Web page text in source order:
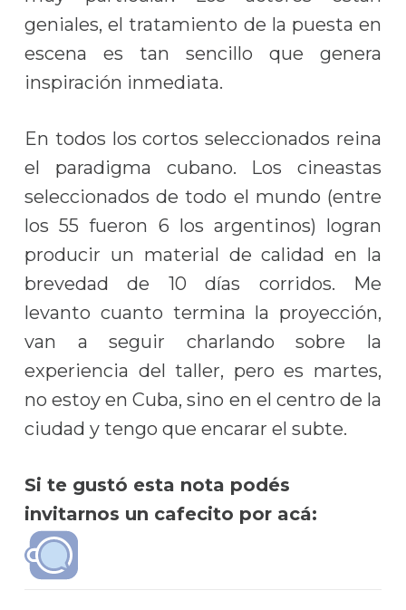
geniales, el tratamiento de la puesta en
escena es tan sencillo que genera
inspiración inmediata.
En todos los cortos seleccionados reina
el paradigma cubano. Los cineastas
seleccionados de todo el mundo (entre
los 55 fueron 6 los argentinos) logran
producir un material de calidad en la
brevedad de 10 días corridos. Me
levanto cuanto termina la proyección,
van a seguir charlando sobre la
experiencia del taller, pero es martes,
no estoy en Cuba, sino en el centro de la
ciudad y tengo que encarar el subte.
Si te gustó esta nota podés
invitarnos un cafecito por acá: